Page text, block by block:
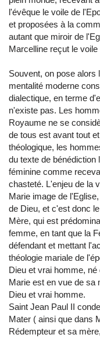
l'évêque le voile de
et proposées à la
autant que miroir de
Marcelline reçut le
Souvent, on pose
mentalité moderne
dialectique, en terme
n'existe pas. Les
Royaume ne se
de tous est avant tout
théologique, les
du texte de bénédiction
féminine comme
chasteté. L'enjeu de la
Marie image de
de Dieu, et c'est donc
Mère, qui est
femme, en tant que la
défendant et mettant
théologie mariale de
Dieu et vrai homme,
Marie est en vue de sa
Dieu et vrai homme.
Saint Jean Paul II
Mater ( ainsi que dans
Rédempteur et sa